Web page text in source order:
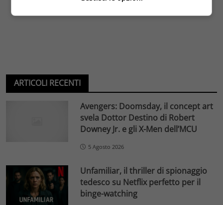
ARTICOLI RECENTI
Avengers: Doomsday, il concept art
svela Dottor Destino di Robert
Downey Jr. e gli X-Men dell’MCU
5 Agosto 2026
Unfamiliar, il thriller di spionaggio
tedesco su Netflix perfetto per il
binge-watching